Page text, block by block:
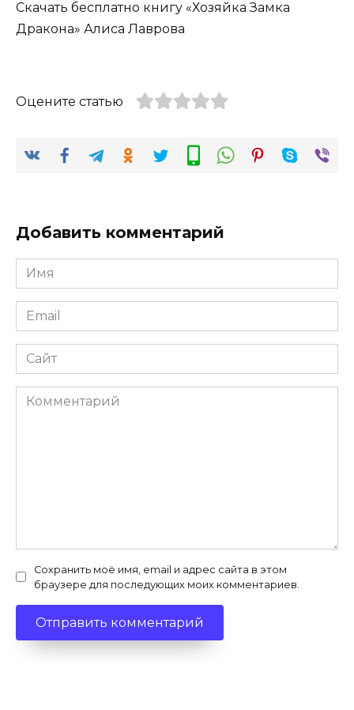
Скачать бесплатно книгу «Хозяйка Замка
Дракона» Алиса Лаврова
Оцените статью
Добавить комментарий
Имя
*
Email
*
Сайт
Комментарий
Сохранить моё имя, email и адрес сайта в этом
браузере для последующих моих комментариев.